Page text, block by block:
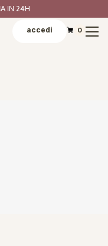
IN 24H
accedi 0